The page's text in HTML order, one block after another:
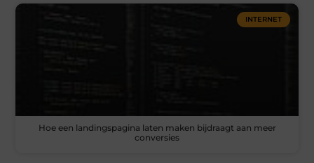
INTERNET
Hoe een landingspagina laten maken bijdraagt aan meer
conversies